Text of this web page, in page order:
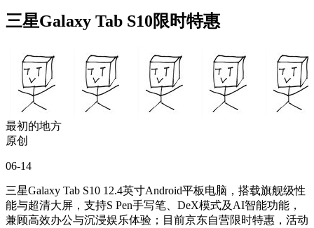
三星Galaxy Tab S10限时特惠
最初的地方
原创
06-14
三星Galaxy Tab S10 12.4英寸Android平板电脑，搭载旗舰级性
能与超清大屏，支持S Pen手写笔、DeX模式及AI智能功能，
兼顾高效办公与沉浸娱乐体验；目前京东自营限时特惠，活动